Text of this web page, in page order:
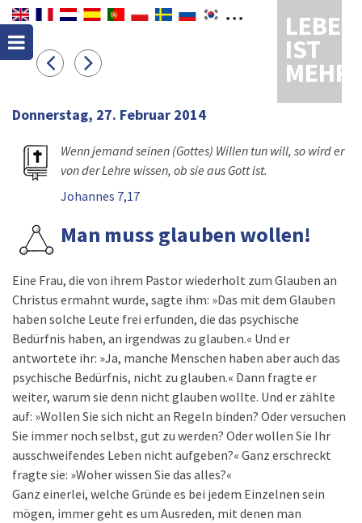
LEBEN
IST
MEHR
Donnerstag, 27. Februar 2014
Wenn jemand seinen (Gottes) Willen tun will, so wird er
von der Lehre wissen, ob sie aus Gott ist.
Johannes 7,17
Man muss glauben wollen!
Eine Frau, die von ihrem Pastor wiederholt zum Glauben an
Christus ermahnt wurde, sagte ihm: »Das mit dem Glauben
haben solche Leute frei erfunden, die das psychische
Bedürfnis haben, an irgendwas zu glauben.« Und er
antwortete ihr: »Ja, manche Menschen haben aber auch das
psychische Bedürfnis, nicht zu glauben.« Dann fragte er
weiter, warum sie denn nicht glauben wollte. Und er zählte
auf: »Wollen Sie sich nicht an Regeln binden? Oder versuchen
Sie immer noch selbst, gut zu werden? Oder wollen Sie Ihr
ausschweifendes Leben nicht aufgeben?« Ganz erschreckt
fragte sie: »Woher wissen Sie das alles?«
Ganz einerlei, welche Gründe es bei jedem Einzelnen sein
mögen, immer geht es um Ausreden, mit denen man